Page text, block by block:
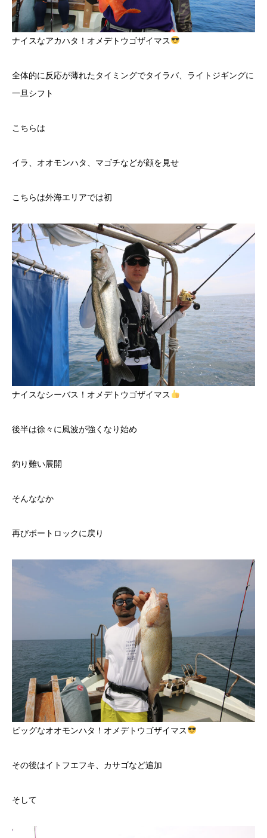
ナイスなアカハタ！オメデトウゴザイマス
全体的に反応が薄れたタイミングでタイラバ、ライトジギングに
一旦シフト
こちらは
イラ、オオモンハタ、マゴチなどが顔を見せ
こちらは外海エリアでは初
ナイスなシーバス！オメデトウゴザイマス
後半は徐々に風波が強くなり始め
釣り難い展開
そんななか
再びボートロックに戻り
ビッグなオオモンハタ！オメデトウゴザイマス
その後はイトフエフキ、カサゴなど追加
そして